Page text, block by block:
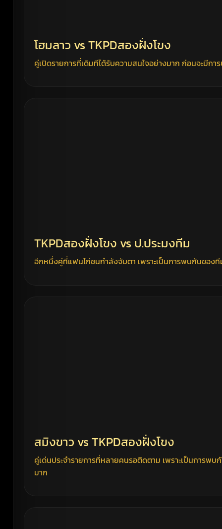
โฮมลาว vs TKPDสองฝั่งโขง
คู่เปิดรายการที่เดิมทีได้รับความสนใจอย่างมาก ก่อนจะมีกา
TKPDสองฝั่งโขง vs ป.ประมงทีม
อีกหนึ่งคู่ที่แฟนไก่ชนกำลังจับตา เพราะเป็นการพบกันขอ
สมิงขาว vs TKPDสองฝั่งโขง
คู่เด่นประจำรายการที่หลายคนรอติดตาม เพราะเป็นการ
มาก